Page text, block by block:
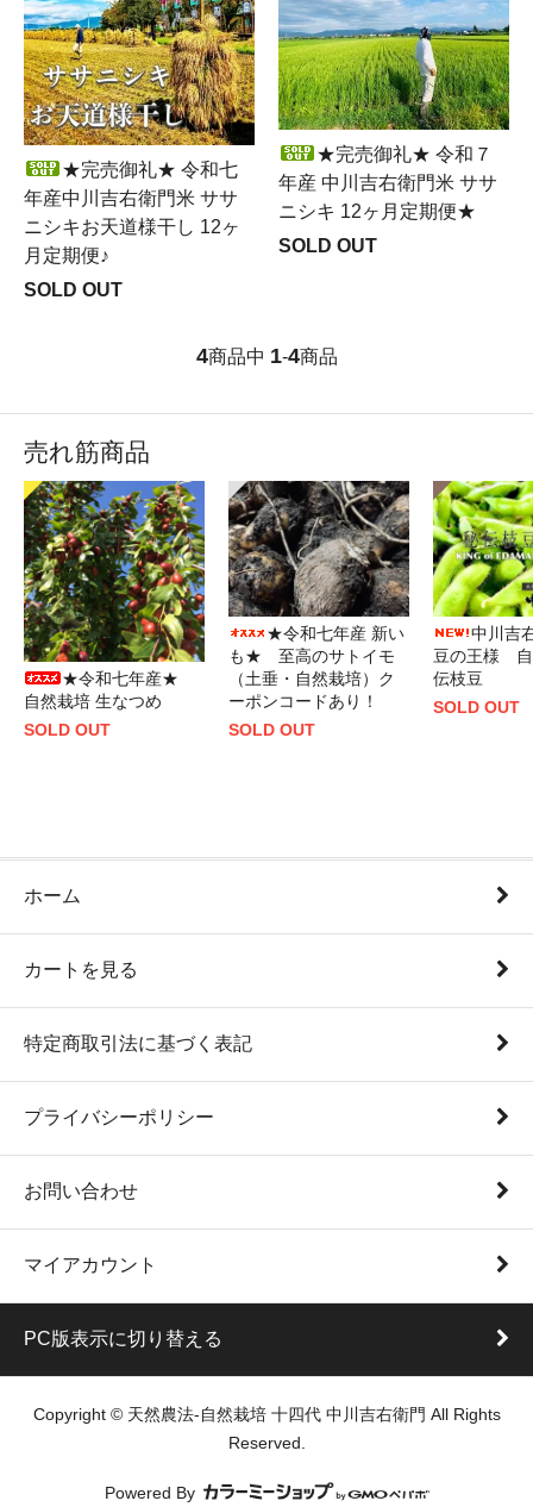
★完売御礼★ 令和七
年産中川吉右衛門米 ササ
ニシキお天道様干し 12ヶ
月定期便♪
SOLD OUT
★完売御礼★ 令和７
年産 中川吉右衛門米 ササ
ニシキ 12ヶ月定期便★
SOLD OUT
4商品中 1-4商品
売れ筋商品
★令和七年産★
自然栽培 生なつめ
SOLD OUT
★令和七年産 新い
も★ 至高のサトイモ
（土垂・自然栽培）ク
ーポンコードあり！
SOLD OUT
中川吉
豆の王様 自
伝枝豆
SOLD OUT
ホーム
カートを見る
特定商取引法に基づく表記
プライバシーポリシー
お問い合わせ
マイアカウント
PC版表示に切り替える
Copyright © 天然農法-自然栽培 十四代 中川吉右衛門 All Rights
Reserved.
Powered By